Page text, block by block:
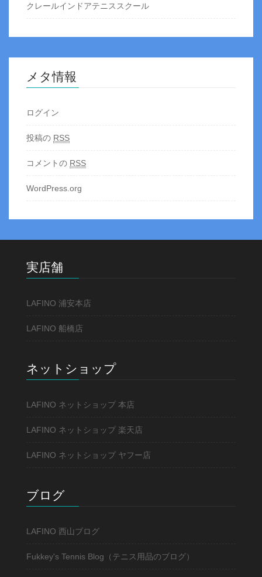
クレールインドアテニススクール
メタ情報
ログイン
投稿の RSS
コメントの RSS
WordPress.org
実店舗
LAFINO 浦安本店
LAFINO 船橋店
ネットショップ
LAFINO ネットショップ 本店
LAFINO ネットショップ 楽天店
LAFINO ネットショップ ヤフー店
ブログ
LAFINO 西山ブログ
Fukkey's Tennis Blog（テニス用品のブログ）